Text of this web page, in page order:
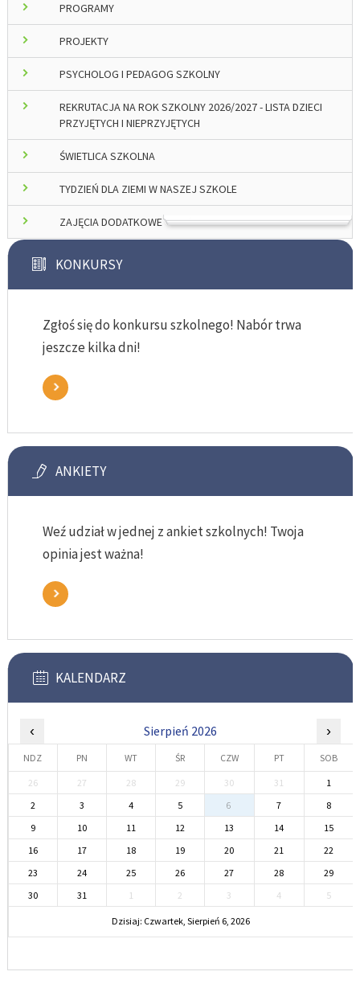
PROGRAMY
PROJEKTY
PSYCHOLOG I PEDAGOG SZKOLNY
REKRUTACJA NA ROK SZKOLNY 2026/2027 - LISTA DZIECI
PRZYJĘTYCH I NIEPRZYJĘTYCH
ŚWIETLICA SZKOLNA
TYDZIEŃ DLA ZIEMI W NASZEJ SZKOLE
ZAJĘCIA DODATKOWE
KONKURSY
Zgłoś się do konkursu szkolnego! Nabór trwa
jeszcze kilka dni!
ANKIETY
Weź udział w jednej z ankiet szkolnych! Twoja
opinia jest ważna!
KALENDARZ
‹ Sierpień 2026 ›
NDZ PN WT ŚR CZW PT SOB
26 27 28 29 30 31
1
2
3 4 5 6 7
8
9
10 11 12 13 14
15
16
17 18 19 20 21
22
23
24 25 26 27 28
29
30
31 1 2 3 4 5
Dzisiaj: Czwartek, Sierpień 6, 2026